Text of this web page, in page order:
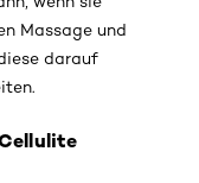
Massage und
darauf